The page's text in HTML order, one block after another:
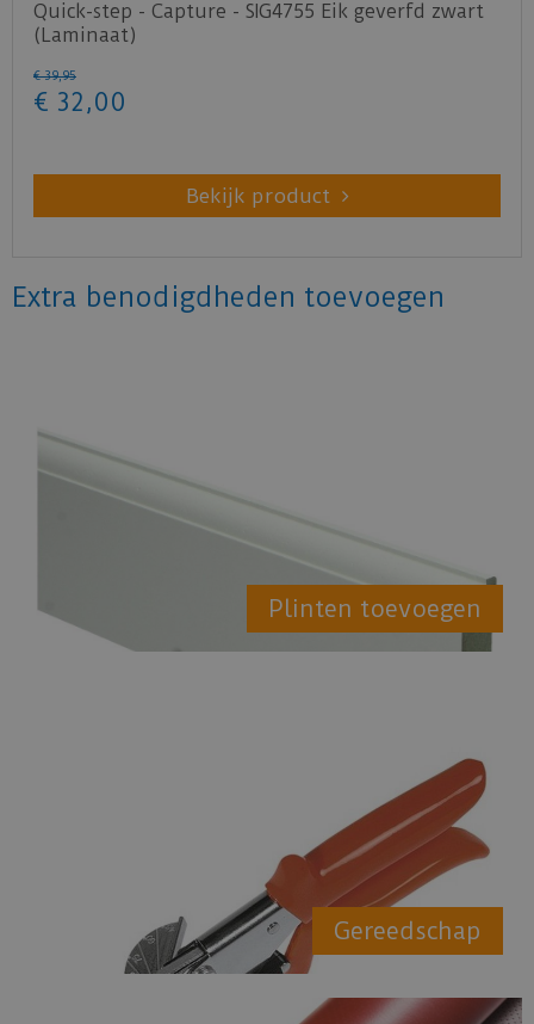
Quick-step - Capture - SIG4755 Eik geverfd zwart
(Laminaat)
€ 39,95
€ 32 ,00
Bekijk product
Extra benodigdheden toevoegen
Plinten toevoegen
Gereedschap